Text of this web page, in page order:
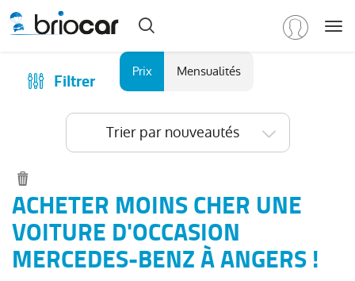
Reprise
Catalogue des marques
Les agences Briocar
Avis client
VOLKSWAGEN
DACIA (79)
CITROEN
NISSAN
Filtrer Prix Mensualités
Trier par nouveautés
ACHETER MOINS CHER UNE
VOITURE D'OCCASION
MERCEDES-BENZ À ANGERS !